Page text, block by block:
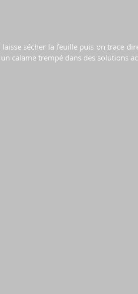
sécher la feuille puis on trace
calame trempé dans des solutions